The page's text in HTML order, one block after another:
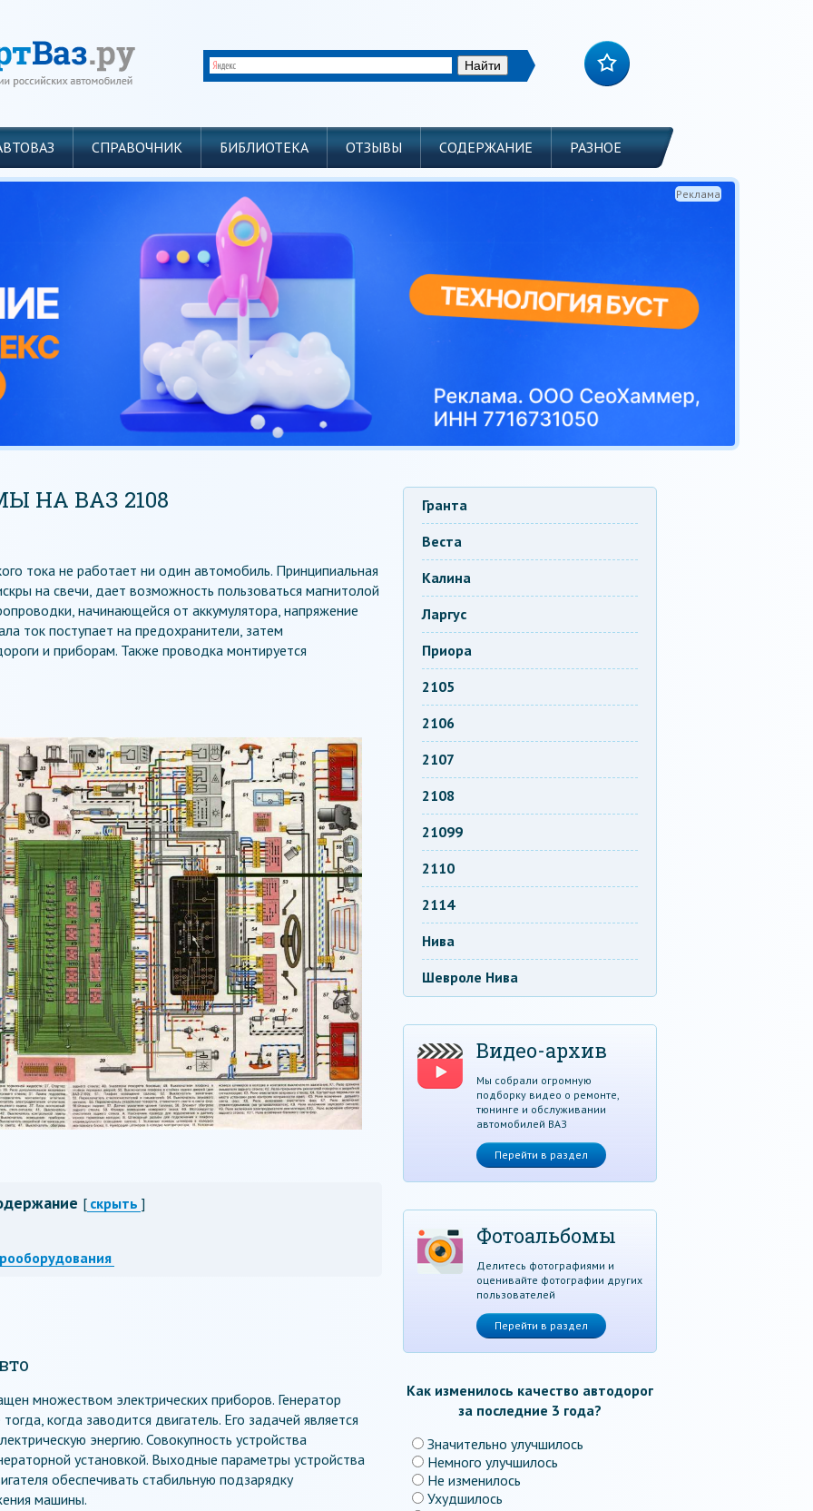
СПРАВОЧНИК БИБЛИОТЕКА ОТЗЫВЫ СОДЕРЖАНИЕ РАЗНОЕ
Реклама
НА ВАЗ 2108
тока не работает ни один автомобиль. Принципиальная
на свечи, дает возможность пользоваться магнитолой
начинающейся от аккумулятора, напряжение
ток поступает на предохранители, затем
и приборам. Также проводка монтируется
[ скрыть ]
множеством электрических приборов. Генератор
когда заводится двигатель. Его задачей является
энергию. Совокупность устройства
установкой. Выходные параметры устройства
обеспечивать стабильную подзарядку
машины.
Гранта
Веста
Калина
Ларгус
Приора
2105
2106
2107
2108
21099
2110
2114
Нива
Шевроле Нива
Видео-архив
Мы собрали огромную
подборку видео о ремонте,
тюнинге и обслуживании
автомобилей ВАЗ
Перейти в раздел
Фотоальбомы
Делитесь фотографиями и
оценивайте фотографии других
пользователей
Перейти в раздел
Как изменилось качество автодорог
за последние 3 года?
Значительно улучшилось
Немного улучшилось
Не изменилось
Ухудшилось